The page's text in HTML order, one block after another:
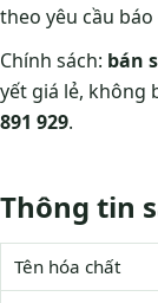
theo yêu cầu báo
Chính sách: bán
yết giá lẻ, không
891 929.
Thông tin
Tên hóa chất